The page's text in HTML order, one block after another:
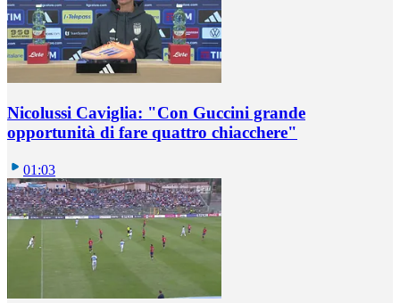
Nicolussi Caviglia: "Con Guccini grande
opportunità di fare quattro chiacchere"
01:03